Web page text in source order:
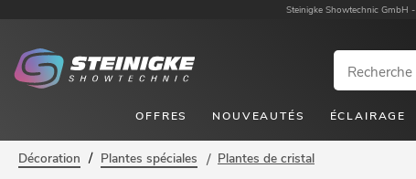
Steinigke Showtechnic GmbH -
OFFRES NOUVEAUTÉS ÉCLAIRAGE
Décoration / Plantes spéciales / Plantes de cristal